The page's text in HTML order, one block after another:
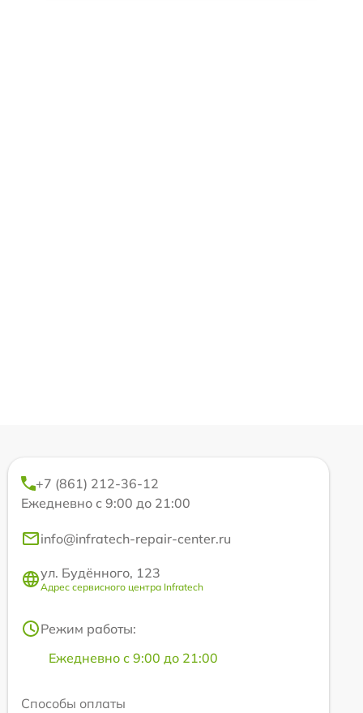
+7 (861) 212-36-12
Ежедневно с 9:00 до 21:00
info@infratech-repair-center.ru
ул. Будённого, 123
Адрес сервисного центра Infratech
Режим работы:
Ежедневно с 9:00 до 21:00
Способы оплаты